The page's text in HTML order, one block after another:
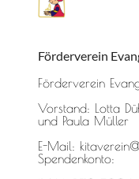
Förderverein
Förderverein
Vorstand: Lotta
und Paula Müller
E-Mail:
Spendenkonto: